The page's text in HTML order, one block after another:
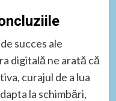
succes ale
digitală ne arată că
curajul de a lua
la schimbări,